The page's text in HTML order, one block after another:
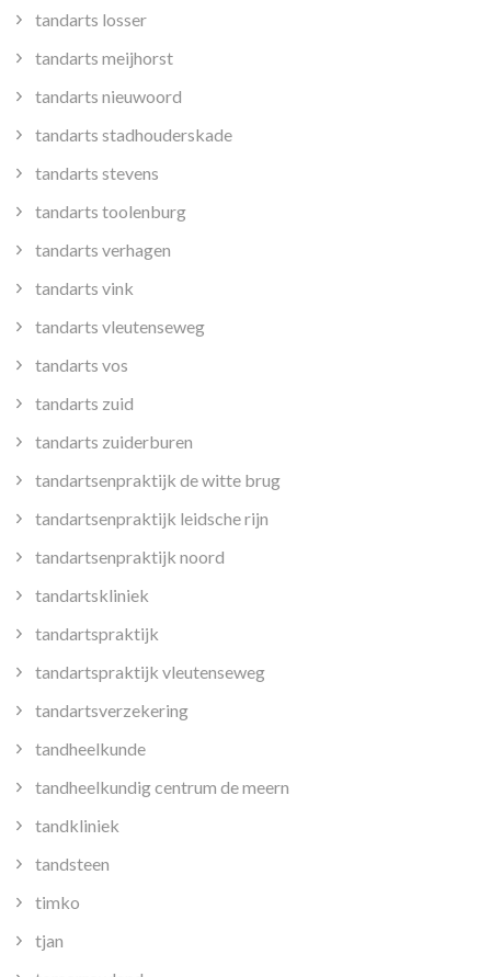
tandarts losser
tandarts meijhorst
tandarts nieuwoord
tandarts stadhouderskade
tandarts stevens
tandarts toolenburg
tandarts verhagen
tandarts vink
tandarts vleutenseweg
tandarts vos
tandarts zuid
tandarts zuiderburen
tandartsenpraktijk de witte brug
tandartsenpraktijk leidsche rijn
tandartsenpraktijk noord
tandartskliniek
tandartspraktijk
tandartspraktijk vleutenseweg
tandartsverzekering
tandheelkunde
tandheelkundig centrum de meern
tandkliniek
tandsteen
timko
tjan